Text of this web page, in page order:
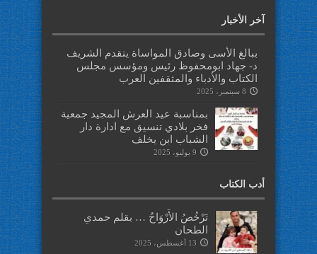
آخر الأخبار
ببالغ الأسى وصادق المواساة يتقدم الشريف
د- جهاد ابومحفوظ رئيس ومؤسس مجلس
الكتاب والأدباء والمثقفين العرب
8 سبتمبر، 2025
بمناسبة عيد العرش المجيد جمعية
فخر بلادي تنسيق مع ادارة دار
الشباب ابن يخلف
9 يوليو، 2025
أدب الكتاب
تَرْخُصُ الأَرْوَاحُ … بقلم حمدي
الطحان
13 أغسطس، 2025